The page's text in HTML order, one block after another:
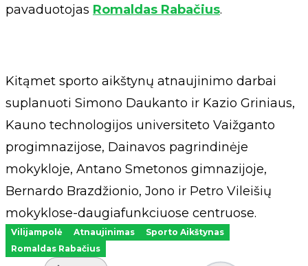
pavaduotojas Romaldas Rabačius.
Kitąmet sporto aikštynų atnaujinimo darbai
suplanuoti Simono Daukanto ir Kazio Griniaus,
Kauno technologijos universiteto Vaižganto
progimnazijose, Dainavos pagrindinėje
mokykloje, Antano Smetonos gimnazijoje,
Bernardo Brazdžionio, Jono ir Petro Vileišių
mokyklose-daugiafunkciuose centruose.
Vilijampolė Atnaujinimas
Sporto Aikštynas
Romaldas Rabačius